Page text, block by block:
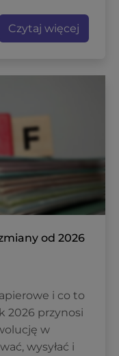
Czytaj więcej
od 2026
i co to
2026 przynosi
w
wysyłać i